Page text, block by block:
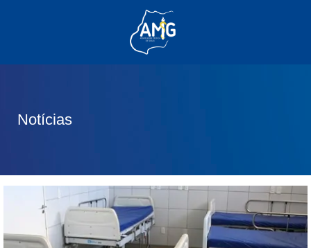
Notícias